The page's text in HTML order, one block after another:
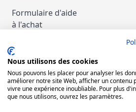
Formulaire d'aide
à l'achat
Paiement et Expédition
nachat d'imprimantes et de
d'occasion
Nous utilisons des cookies
Nous pouvons les placer pour analyser les
améliorer notre site Web, afficher un contenu
vivre une expérience inoubliable. Pour plus
que nous utilisons, ouvrez les paramètres.